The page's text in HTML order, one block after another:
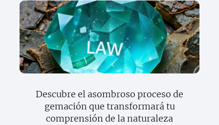
Descubre el asombroso proceso de
gemación que transformará tu
comprensión de la naturaleza